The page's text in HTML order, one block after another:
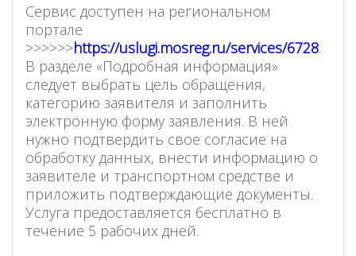
Сервис доступен на региональном
портале
>>>>>>https://uslugi.mosreg.ru/services/6728.
В разделе «Подробная информация»
следует выбрать цель обращения,
категорию заявителя и заполнить
электронную форму заявления. В ней
нужно подтвердить свое согласие на
обработку данных, внести информацию о
заявителе и транспортном средстве и
приложить подтверждающие документы.
Услуга предоставляется бесплатно в
течение 5 рабочих дней.